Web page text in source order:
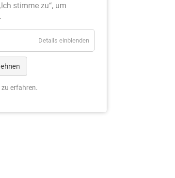
stimme zu“, um
Details einblenden
erfahren.